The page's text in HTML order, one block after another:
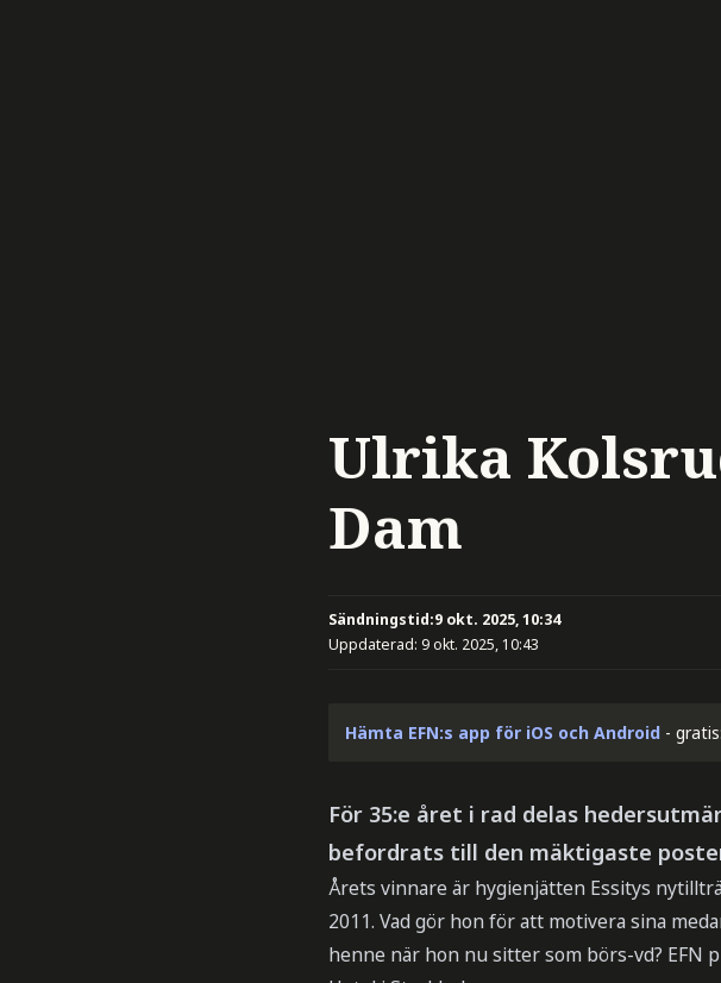
Ulrika
Dam
Sändningstid:9 okt. 2025, 10:34
Uppdaterad: 9 okt. 2025, 10:43
Hämta EFN:s app för iOS och Android -
För 35:e året i rad delas
befordrats till den mäktigaste
Årets vinnare är hygienjätten Essitys
2011. Vad gör hon för att motivera sina
henne när hon nu sitter som börs-vd? EFN